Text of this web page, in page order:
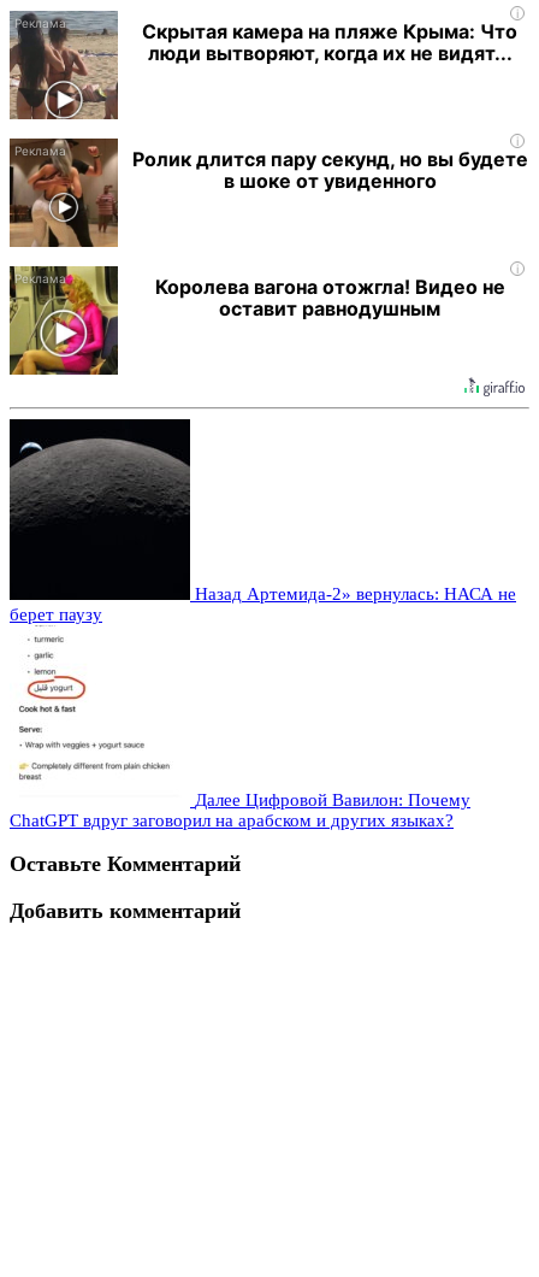
i
Скрытая камера на пляже Крыма: Что
люди вытворяют, когда их не видят...
i
Ролик длится пару секунд, но вы будете
в шоке от увиденного
i
Королева вагона отожгла! Видео не
оставит равнодушным
Назад Артемида-2» вернулась: НАСА не
берет паузу
Далее Цифровой Вавилон: Почему
ChatGPT вдруг заговорил на арабском и других языках?
Оставьте Комментарий
Добавить комментарий